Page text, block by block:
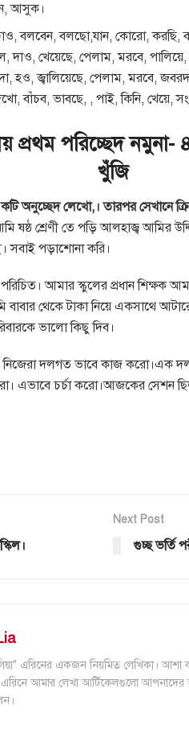
আসুক।
চাও, বলবেন, বলছো,যান, কোরো,
দাও, খেয়েছে, পেলাম, মরবে,
জ্বালিয়েছে, পেলাম, মরবে,
বাঁচব, ভাবছে, , পাই, কিনি, খেয়ে,
প্রথম পরিচ্ছেদ
খুঁজি
অনুচ্ছেদ লেখো,। তারপর সেখানে
ষষ্ঠ শ্রেণী তে পড়ি আলহাজ্ব আমির
সবাই পড়াশোনা করি।
আমার স্কুলের প্রধান শিক্ষক
থেকে টাকা নিয়ে একসাথে
ভালো কিছু দিব।
দলগত ভাবে কাজ করো।এক
এভাবে চর্চা করো।আজকের সেশন
Next Post
গুচ্ছ ভর্তি
এরিনের একজন নিয়মিত লেখিকা।
আমার লেখা আর্টিকেলগুলো আপনাদের